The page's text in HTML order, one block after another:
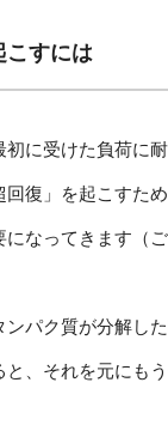
こすには
初に受けた負荷に
復」を起こすため
なってきます（
ンパク質が分解し
、それを元にも